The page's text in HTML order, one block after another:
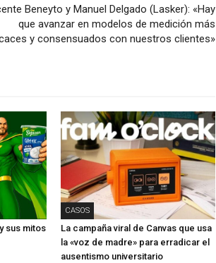
Beneyto y Manuel Delgado (Lasker): «Hay
que avanzar en modelos de medición más
y consensuados con nuestros clientes»
sus mitos
CASOS
La campaña viral de Canvas que usa
la «voz de madre» para erradicar el
ausentismo universitario